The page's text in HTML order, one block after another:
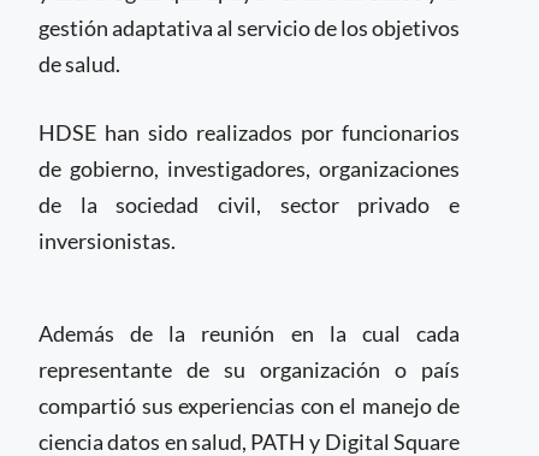
gestión adaptativa al servicio de los objetivos
de salud.
HDSE han sido realizados por funcionarios
de gobierno, investigadores, organizaciones
de la sociedad civil, sector privado e
inversionistas.
Además de la reunión en la cual cada
representante de su organización o país
compartió sus experiencias con el manejo de
ciencia datos en salud, PATH y Digital Square